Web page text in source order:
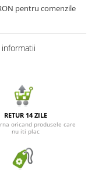
pentru comenzile
RETUR 14 ZILE
oricand produsele care
nu iti plac